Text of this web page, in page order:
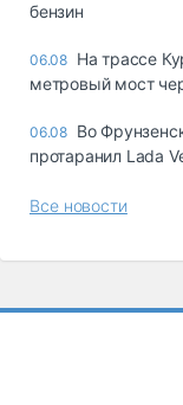
бензин
06.08 На трассе
метровый мост
06.08 Во
протаранил Lada
Все новости